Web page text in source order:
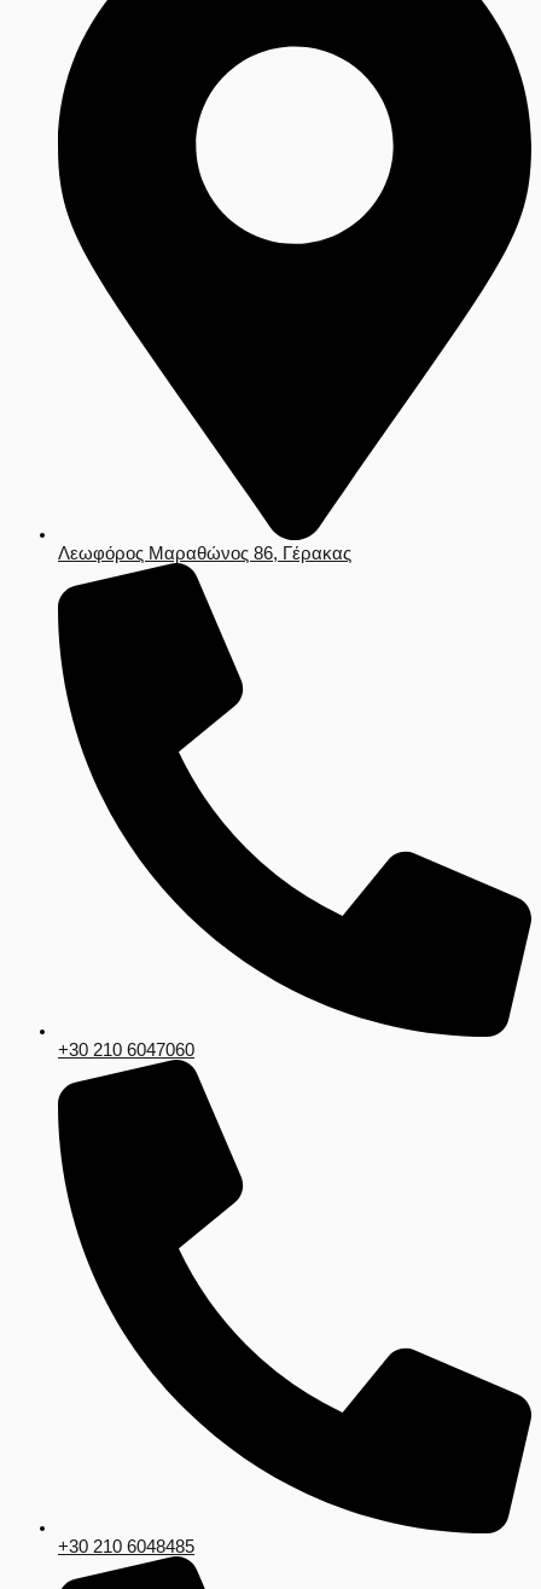
Λεωφόρος Μαραθώνος 86, Γέρακας
+30 210 6047060
+30 210 6048485